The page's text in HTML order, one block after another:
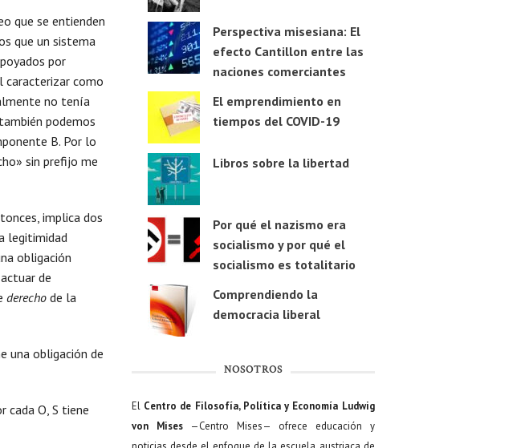
que se entienden
que un sistema
por
caracterizar como
no tenía
podemos
B. Por lo
sin prefijo me
implica dos
legitimidad
obligación
de
derecho de la
una obligación de
cada O, S tiene
Perspectiva misesiana: El
efecto Cantillon entre las
naciones comerciantes
El emprendimiento en
tiempos del COVID-19
Libros sobre la libertad
Por qué el nazismo era
socialismo y por qué el
socialismo es totalitario
Comprendiendo la
democracia liberal
NOSOTROS
El Centro de Filosofía, Política y Economía Ludwig
von Mises—Centro Mises— ofrece educación y